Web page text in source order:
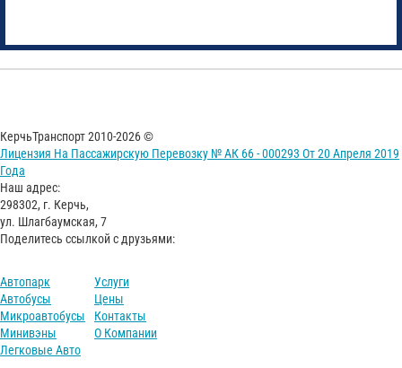
КерчьТранспорт 2010-2026 ©
Лицензия На Пассажирскую Перевозку № АК 66 - 000293 От 20 Апреля 2019
Года
Наш адрес:
298302, г. Керчь,
ул. Шлагбаумская, 7
Поделитесь ссылкой с друзьями:
Автопарк
Автобусы
Микроавтобусы
Минивэны
Легковые Авто
Услуги
Цены
Контакты
О Компании